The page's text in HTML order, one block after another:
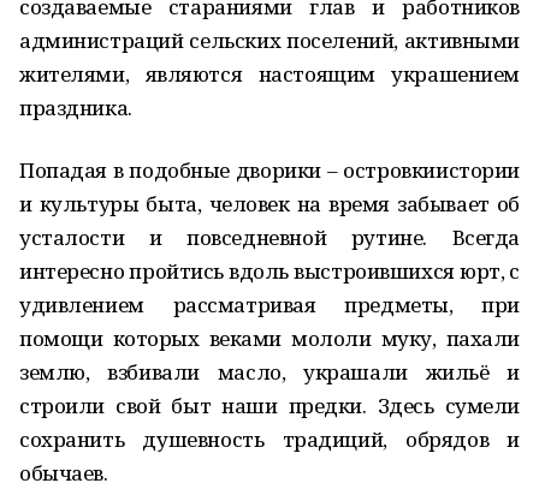
создаваемые стараниями глав и работников
администраций сельских поселений, активными
жителями, являются настоящим украшением
праздника.
Попадая в подобные дворики – островкиистории
и культуры быта, человек на время забывает об
усталости и повседневной рутине. Всегда
интересно пройтись вдоль выстроившихся юрт, с
удивлением рассматривая предметы, при
помощи которых веками мололи муку, пахали
землю, взбивали масло, украшали жильё и
строили свой быт наши предки. Здесь сумели
сохранить душевность традиций, обрядов и
обычаев.